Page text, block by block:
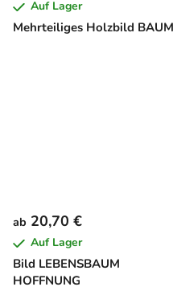
Mehrteiliges Holzbild BAUM
Auf Lager
Bild LEBENSBAUM
HOFFNUNG
ab 20,70 €
Auf Lager